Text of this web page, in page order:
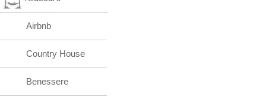
Airbnb
Country House
Benessere